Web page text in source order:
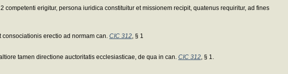
erigitur, persona iuridica constituitur et missionem recipit, quatenus requiritur, ad fines
erectio ad normam can. CIC 312, § 1
tamen directione auctoritatis ecclesiasticae, de qua in can. CIC 312, § 1.